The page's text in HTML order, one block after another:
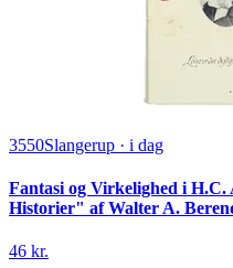
3550Slangerup · i dag
Fantasi og Virkelighed i
Historier" af Walter A.
46 kr.